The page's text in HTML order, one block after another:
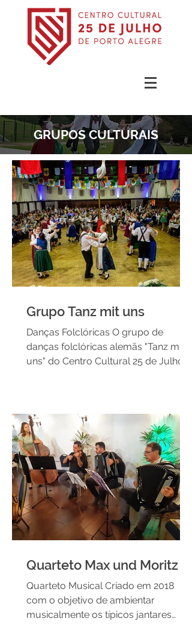
GRUPOS CULTURAIS
Grupo Tanz mit uns
Danças Folclóricas O grupo de
danças folclóricas alemãs "Tanz mit
uns" do Centro Cultural 25 de Julho
Quarteto Max und Moritz
Quarteto Musical Criado em 2018
com o objetivo de ambientar
musicalmente os típicos jantares